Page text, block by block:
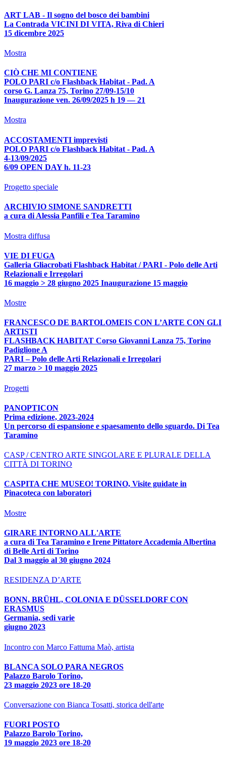
ART LAB - Il sogno del bosco dei bambini
La Contrada VICINI DI VITA, Riva di Chieri
15 dicembre 2025
Mostra
CIÒ CHE MI CONTIENE
POLO PARI c/o Flashback Habitat - Pad. A
corso G. Lanza 75, Torino 27/09-15/10
Inaugurazione ven. 26/09/2025 h 19 — 21
Mostra
ACCOSTAMENTI imprevisti
POLO PARI c/o Flashback Habitat - Pad. A
4-13/09/2025
6/09 OPEN DAY h. 11-23
Progetto speciale
ARCHIVIO SIMONE SANDRETTI
a cura di Alessia Panfili e Tea Taramino
Mostra diffusa
VIE DI FUGA
Galleria Gliacrobati Flashback Habitat / PARI - Polo delle Arti
Relazionali e Irregolari
16 maggio > 28 giugno 2025 Inaugurazione 15 maggio
Mostre
FRANCESCO DE BARTOLOMEIS CON L’ARTE CON GLI
ARTISTI
FLASHBACK HABITAT Corso Giovanni Lanza 75, Torino
Padiglione A
PARI – Polo delle Arti Relazionali e Irregolari
27 marzo > 10 maggio 2025
Progetti
PANOPTICON
Prima edizione, 2023-2024
Un percorso di espansione e spaesamento dello sguardo. Di Tea
Taramino
CASP / CENTRO ARTE SINGOLARE E PLURALE DELLA
CITTÀ DI TORINO
CASPITA CHE MUSEO! TORINO, Visite guidate in
Pinacoteca con laboratori
Mostre
GIRARE INTORNO ALL'ARTE
a cura di Tea Taramino e Irene Pittatore Accademia Albertina
di Belle Arti di Torino
Dal 3 maggio al 30 giugno 2024
RESIDENZA D’ARTE
BONN, BRÜHL, COLONIA E DÜSSELDORF CON
ERASMUS
Germania, sedi varie
giugno 2023
Incontro con Marco Fattuma Maò, artista
BLANCA SOLO PARA NEGROS
Palazzo Barolo Torino,
23 maggio 2023 ore 18-20
Conversazione con Bianca Tosatti, storica dell'arte
FUORI POSTO
Palazzo Barolo Torino,
19 maggio 2023 ore 18-20